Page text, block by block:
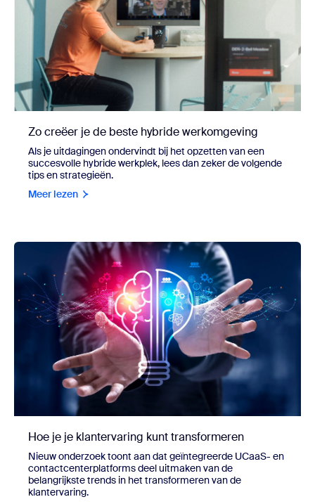
Zo creëer je de beste hybride werkomgeving
Als je uitdagingen ondervindt bij het opzetten van een
succesvolle hybride werkplek, lees dan zeker de volgende
tips en strategieën.
Meer lezen
Hoe je je klantervaring kunt transformeren
Nieuw onderzoek toont aan dat geïntegreerde UCaaS- en
contactcenterplatforms deel uitmaken van de
belangrijkste trends in het transformeren van de
klantervaring.